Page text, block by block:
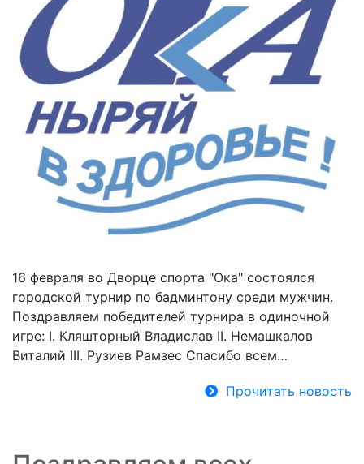
16 февраля во Дворце спорта "Ока" состоялся
городской турнир по бадминтону среди мужчин.
Поздравляем победителей турнира в одиночной
игре: I. Кляшторный Владислав II. Немашкалов
Виталий III. Рузиев Рамзес Спасибо всем…
Прочитать новость